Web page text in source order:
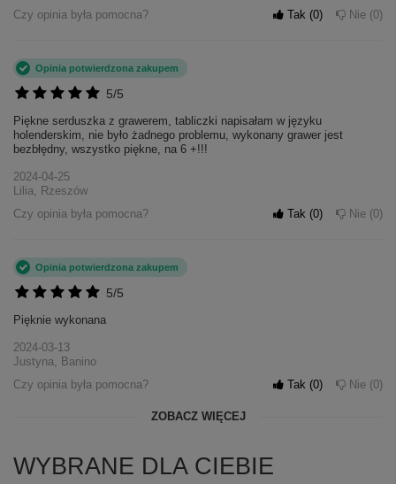
Czy opinia była pomocna?
Tak 0 Nie 0
5/5
Opinia potwierdzona zakupem
Piękne serduszka z grawerem, tabliczki napisałam w języku
holenderskim, nie było żadnego problemu, wykonany grawer jest
bezbłędny, wszystko piękne, na 6 +!!!
2024-04-25
Lilia, Rzeszów
Czy opinia była pomocna?
Tak 0 Nie 0
5/5
Opinia potwierdzona zakupem
Pięknie wykonana
2024-03-13
Justyna, Banino
Czy opinia była pomocna?
Tak 0 Nie 0
ZOBACZ WIĘCEJ
WYBRANE DLA CIEBIE